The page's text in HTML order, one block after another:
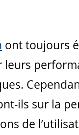
ont toujours
ils sur la
de